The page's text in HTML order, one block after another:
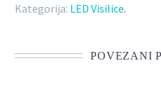
Kategorija: LED Visilice.
POVEZANI